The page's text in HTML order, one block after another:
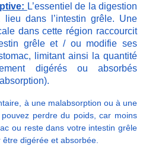
L’essentiel de la digestion
lieu dans l’intestin grêle. Une
dans cette région raccourcit
grêle et / ou modifie ses
limitant ainsi la quantité
digérés ou absorbés
à une malabsorption ou à une
perdre du poids, car moins
ou reste dans votre intestin grêle
digérée et absorbée.